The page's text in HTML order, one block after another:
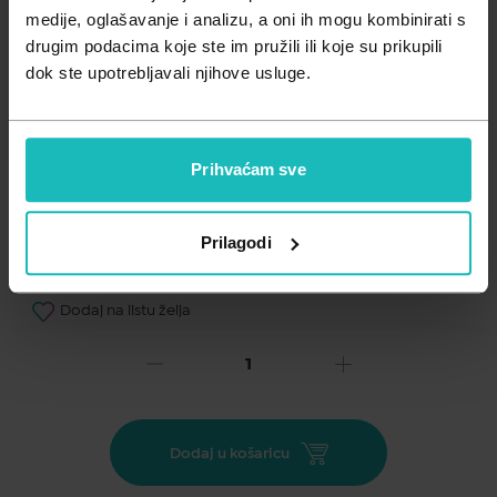
medije, oglašavanje i analizu, a oni ih mogu kombinirati s
drugim podacima koje ste im pružili ili koje su prikupili
dok ste upotrebljavali njihove usluge.
Prihvaćam sve
Prilagodi
Zdravlje muškarca
Zdravlje žene
Minerali
Probiotici i prebiotici
Dodaj na listu želja
14,18 €/kom
SUMMER25
Dodaj u košaricu